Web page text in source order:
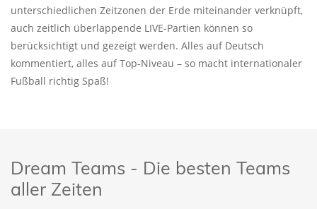
unterschiedlichen Zeitzonen der Erde miteinander verknüpft,
auch zeitlich überlappende LIVE-Partien können so
berücksichtigt und gezeigt werden. Alles auf Deutsch
kommentiert, alles auf Top-Niveau – so macht internationaler
Fußball richtig Spaß!
Dream Teams - Die besten Teams
aller Zeiten